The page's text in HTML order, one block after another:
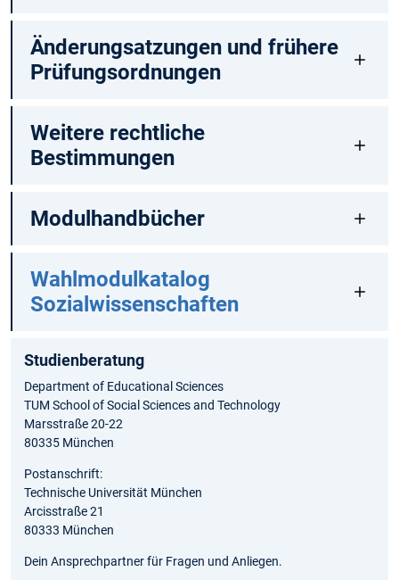
Änderungsatzungen und frühere
Prüfungsordnungen
Weitere rechtliche
Bestimmungen
Modulhandbücher
Wahlmodulkatalog
Sozialwissenschaften
Studienberatung
Department of Educational Sciences
TUM School of Social Sciences and Technology
Marsstraße 20-22
80335 München
Postanschrift:
Technische Universität München
Arcisstraße 21
80333 München
Dein Ansprechpartner für Fragen und Anliegen.